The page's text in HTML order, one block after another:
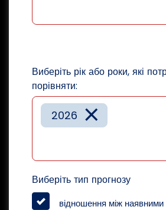
Виберіть рік або роки, які
порівняти:
×
2026
Виберіть тип прогнозу
відношення між наявними